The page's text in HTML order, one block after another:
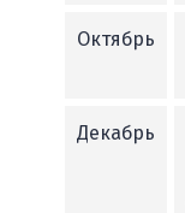
Октябрь
Декабрь